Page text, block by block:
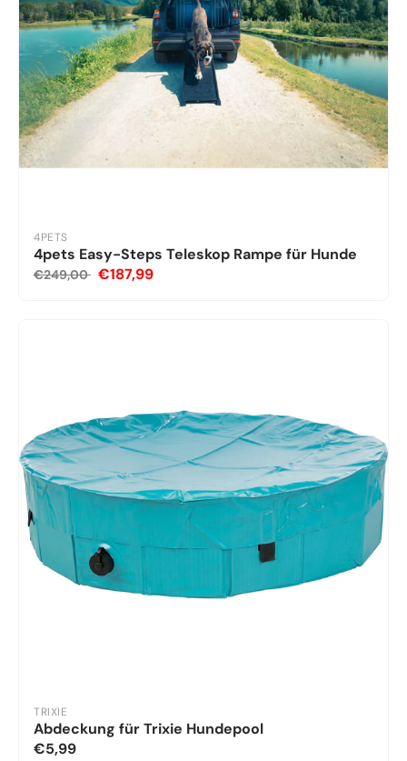
4PETS
4pets Easy-Steps Teleskop Rampe für Hunde
€249,00 €187,99
TRIXIE
Abdeckung für Trixie Hundepool
€5,99